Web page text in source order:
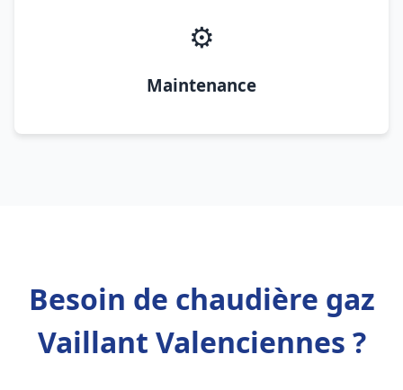
⚙️
Maintenance
Besoin de chaudière gaz
Vaillant Valenciennes ?